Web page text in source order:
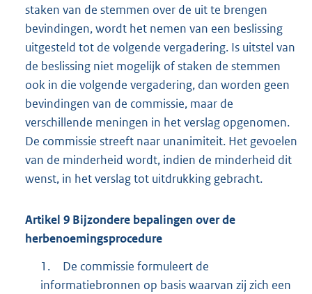
staken van de stemmen over de uit te brengen
bevindingen, wordt het nemen van een beslissing
uitgesteld tot de volgende vergadering. Is uitstel van
de beslissing niet mogelijk of staken de stemmen
ook in die volgende vergadering, dan worden geen
bevindingen van de commissie, maar de
verschillende meningen in het verslag opgenomen.
De commissie streeft naar unanimiteit. Het gevoelen
van de minderheid wordt, indien de minderheid dit
wenst, in het verslag tot uitdrukking gebracht.
Artikel 9 Bijzondere bepalingen over de
herbenoemingsprocedure
1.
De commissie formuleert de
informatiebronnen op basis waarvan zij zich een